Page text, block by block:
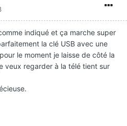
indiqué et ça marche super
la clé USB avec une
le moment je laisse de côté la
veux regarder à la télé tient sur